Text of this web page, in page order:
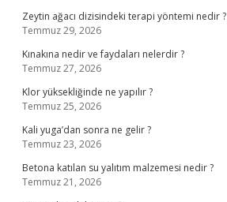
Zeytin ağacı dizisindeki terapi yöntemi nedir ?
Temmuz 29, 2026
Kınakına nedir ve faydaları nelerdir ?
Temmuz 27, 2026
Klor yüksekliğinde ne yapılır ?
Temmuz 25, 2026
Kali yuga’dan sonra ne gelir ?
Temmuz 23, 2026
Betona katılan su yalıtım malzemesi nedir ?
Temmuz 21, 2026